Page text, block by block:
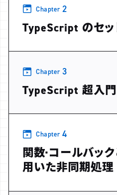
Chapter 2
TypeScript のセッ
Chapter 3
TypeScript 超入門
Chapter 4
関数·コールバッ
用いた非同期処理